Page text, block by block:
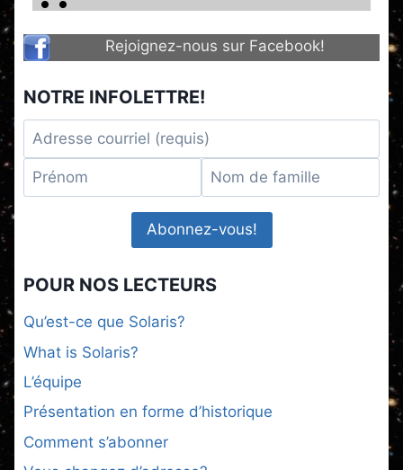
Rejoignez-nous sur Facebook!
NOTRE INFOLETTRE!
POUR NOS LECTEURS
Qu’est-ce que Solaris?
What is Solaris?
L’équipe
Présentation en forme d’historique
Comment s’abonner